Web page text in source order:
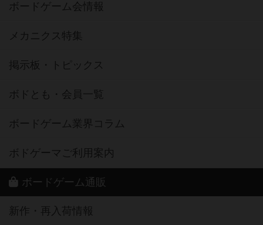
ボードゲーム会情報
メカニクス特集
掲示板・トピックス
ボドとも・会員一覧
ボードゲーム業界コラム
ボドゲーマご利用案内
ボードゲーム通販
新作・再入荷情報